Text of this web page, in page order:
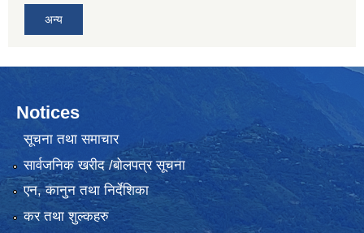
अन्य
Notices
सूचना तथा समाचार
सार्वजनिक खरीद /बोलपत्र सूचना
एन, कानुन तथा निर्देशिका
कर तथा शुल्कहरु